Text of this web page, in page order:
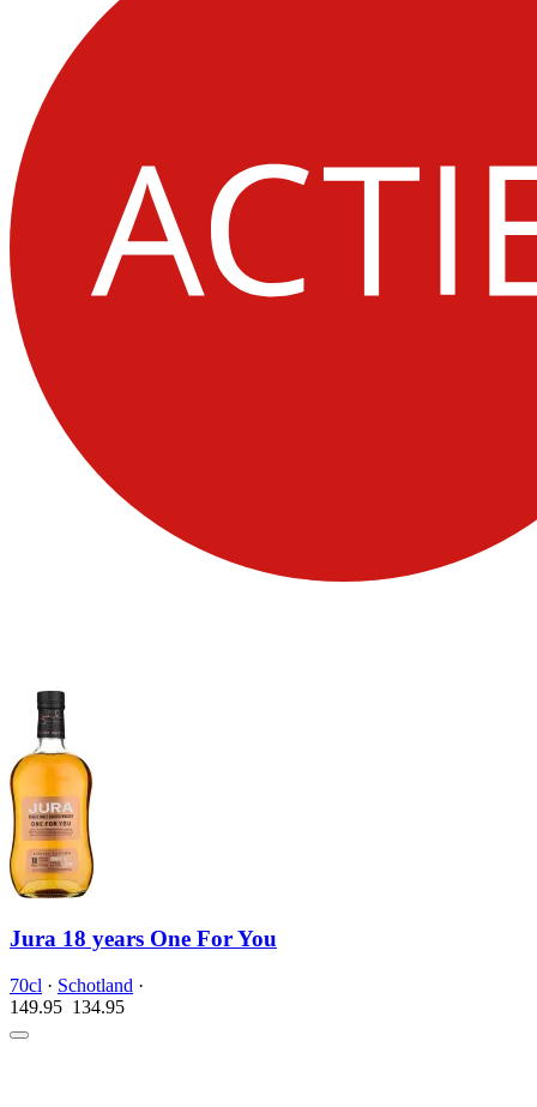
Jura 18 years One For You
70cl · Schotland ·
149.95 134.95